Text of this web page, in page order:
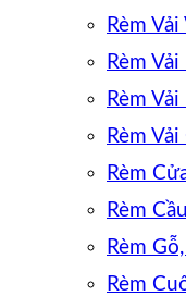
Rèm Vải
Rèm
Rèm
Rèm Vải
Rèm
Rèm
Rèm
Rèm